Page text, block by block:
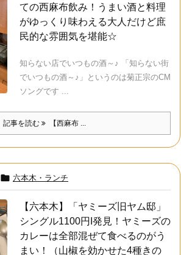
ての西麻布飲み！うまい酒と料理
がゆっくり味わえる大人だけど庶
民的な雰囲気を堪能☆
知らない店でいつもの酒～♪ 「知らない街
でいつもの酒～♪」というのは菊正宗のCM
ソングです ...
記事を読む 【西麻布 ...
 六本木・ランチ
【六本木】「ヤミーズ旧ヤム邸」
シングル1100円I発見！ヤミーズの
カレーは全部混ぜて食べるのがう
まい！（山椒を効かせた4種きの